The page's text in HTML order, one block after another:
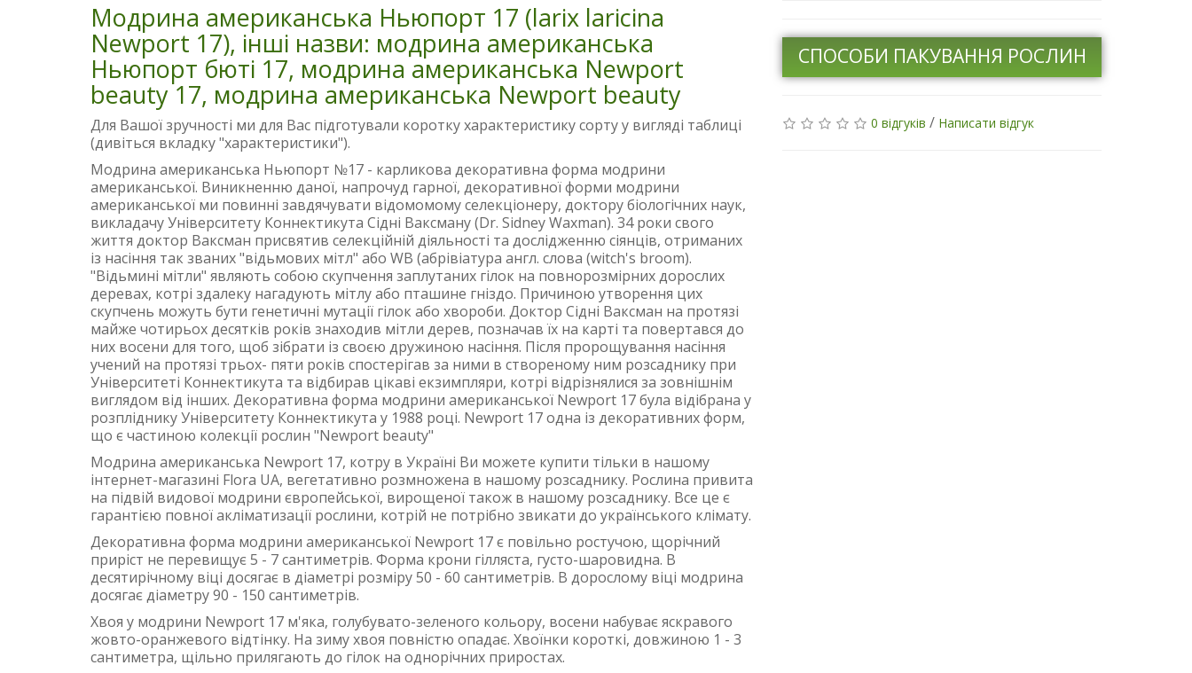
Модрина американська Ньюпорт 17 (larix laricina
Newport 17), інші назви: модрина американська
Ньюпорт бюті 17, модрина американська Newport
beauty 17, модрина американська Newport beauty
Для Вашої зручності ми для Вас підготували коротку характеристику сорту у вигляді таблиці
(дивіться вкладку "характеристики").
Модрина американська Ньюпорт №17 - карликова декоративна форма модрини
американської. Виникненню даної, напрочуд гарної, декоративної форми модрини
американської ми повинні завдячувати відомомому селекціонеру, доктору біологічних наук,
викладачу Університету Коннектикута Сідні Ваксману (Dr. Sidney Waxman). 34 роки свого
життя доктор Ваксман присвятив селекційній діяльності та дослідженню сіянців, отриманих
із насіння так званих "відьмових мітл" або WB (абрівіатура англ. слова (witch's broom).
"Відьмині мітли" являють собою скупчення заплутаних гілок на повнорозмірних дорослих
деревах, котрі здалеку нагадують мітлу або пташине гніздо. Причиною утворення цих
скупчень можуть бути генетичні мутації гілок або хвороби. Доктор Сідні Ваксман на протязі
майже чотирьох десятків років знаходив мітли дерев, позначав їх на карті та повертався до
них восени для того, щоб зібрати із своєю дружиною насіння. Після пророщування насіння
учений на протязі трьох- пяти років спостерігав за ними в створеному ним розсаднику при
Університеті Коннектикута та відбирав цікаві екзимпляри, котрі відрізнялися за зовнішнім
виглядом від інших. Декоративна форма модрини американської Newport 17 була відібрана у
розпліднику Університету Коннектикута у 1988 році. Newport 17 одна із декоративних форм,
що є частиною колекції рослин "Newport beauty"
Модрина американська Newport 17, котру в Україні Ви можете купити тільки в нашому
інтернет-магазині Flora UA, вегетативно розмножена в нашому розсаднику. Рослина привита
на підвій видової модрини європейської, вирощеної також в нашому розсаднику. Все це є
гарантією повної акліматизації рослини, котрій не потрібно звикати до українського клімату.
Декоративна форма модрини американської Newport 17 є повільно ростучою, щорічний
приріст не перевищує 5 - 7 сантиметрів. Форма крони гілляста, густо-шаровидна. В
десятирічному віці досягає в діаметрі розміру 50 - 60 сантиметрів. В дорослому віці модрина
досягає діаметру 90 - 150 сантиметрів.
Хвоя у модрини Newport 17 м'яка, голубувато-зеленого кольору, восени набуває яскравого
жовто-оранжевого відтінку. На зиму хвоя повністю опадає. Хвоїнки короткі, довжиною 1 - 3
сантиметра, щільно прилягають до гілок на однорічних приростах.
СПОСОБИ ПАКУВАННЯ РОСЛИН
0 відгуків / Написати відгук